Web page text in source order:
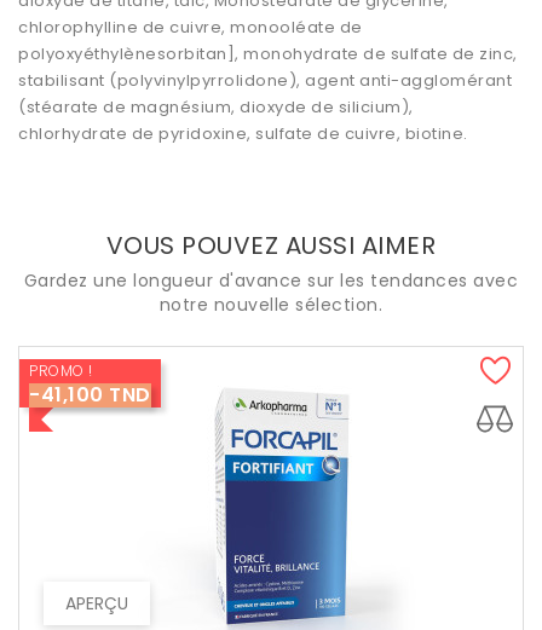
chlorophylline de cuivre, monooléate de
polyoxyéthylènesorbitan], monohydrate de sulfate de zinc,
stabilisant (polyvinylpyrrolidone), agent anti-agglomérant
(stéarate de magnésium, dioxyde de silicium),
chlorhydrate de pyridoxine, sulfate de cuivre, biotine.
VOUS POUVEZ AUSSI AIMER
Gardez une longueur d'avance sur les tendances avec
notre nouvelle sélection.
APERÇU
PROMO !
-41,100 TND